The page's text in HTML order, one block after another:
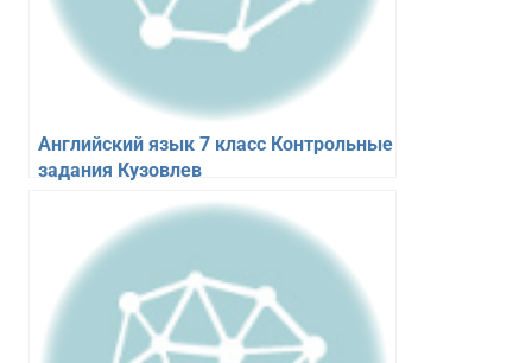
Английский язык 7 класс Контрольные
задания Кузовлев